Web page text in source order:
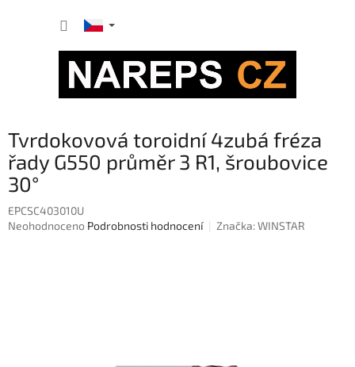
Tvrdokovová toroidní 4zubá fréza
řady G550 průměr 3 R1, šroubovice
30°
EPCSC403010U
Průměrné
Neohodnoceno Podrobnosti hodnocení Značka:WINSTAR